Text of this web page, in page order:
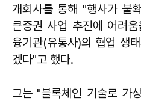
개회사를 통해 "행사가 불
큰증권 사업 추진에 어려
융기관(유통사)의 협업 생
겠다"고 했다.
그는 "블록체인 기술로 가